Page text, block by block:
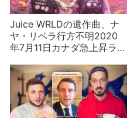
Juice WRLDの遺作曲、ナ
ヤ・リベラ行方不明2020
年7月11日カナダ急上昇ラン